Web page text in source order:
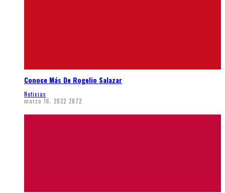
Conoce Más De Rogelio Salazar
Noticias
marzo 16, 2022 2872